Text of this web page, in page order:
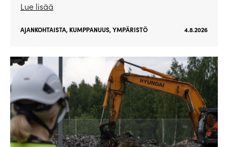
Lue lisää
AJANKOHTAISTA, KUMPPANUUS,YMPÄRISTÖ 4.8.2026